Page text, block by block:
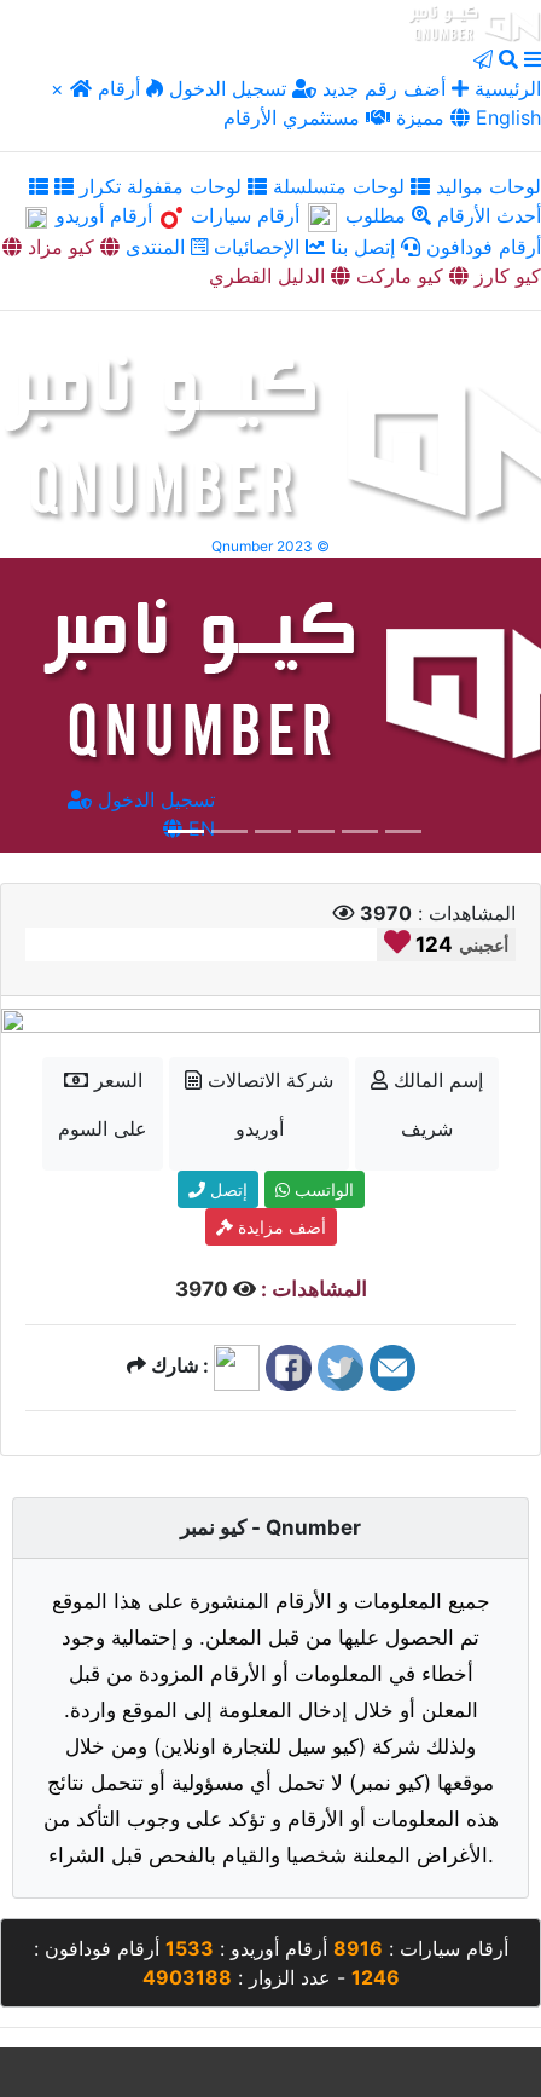
× الرئيسية أضف رقم جديد تسجيل الدخول
أرقام
مميزة
مستثمري الأرقام English
لوحات مواليد لوحات متسلسلة
لوحات مقفولة تكرار
أحدث الأرقام
مطلوب أرقام سيارات
أرقام أوريدو
أرقام فودافون
إتصل بنا الإحصائيات المنتدى
كيو مزاد
كيو كارز
كيو ماركت الدليل القطري
Qnumber 2023 ©
تسجيل الدخول
EN
المشاهدات : 3970
124 أعجبني
السعر
على السوم
شركة الاتصالات
أوريدو
إسم المالك
شريف
إتصل
الواتسب
أضف مزايدة
المشاهدات :
شارك :
كيو نمبر - Qnumber
جميع المعلومات و الأرقام المنشورة على هذا الموقع
تم الحصول عليها من قبل المعلن. و إحتمالية وجود
أخطاء في المعلومات أو الأرقام المزودة من قبل
المعلن أو خلال إدخال المعلومة إلى الموقع واردة.
ولذلك شركة (كيو سيل للتجارة اونلاين) ومن خلال
موقعها (كيو نمبر) لا تحمل أي مسؤولية أو تتحمل نتائج
هذه المعلومات أو الأرقام و تؤكد على وجوب التأكد من
الأغراض المعلنة شخصيا والقيام بالفحص قبل الشراء.
أرقام سيارات : 8916 أرقام أوريدو : 1533 أرقام فودافون :
1246 - عدد الزوار : 4903188